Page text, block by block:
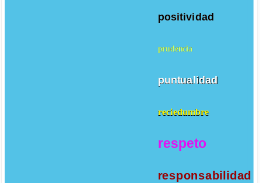
positividad
prudencia
puntualidad
reciedumbre
respeto
responsabilidad